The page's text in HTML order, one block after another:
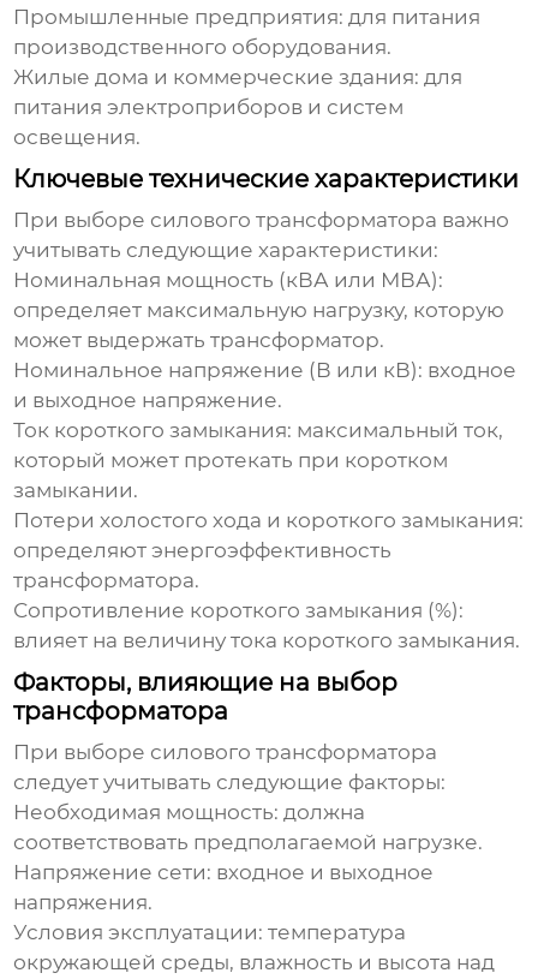
Промышленные предприятия: для питания
производственного оборудования.
Жилые дома и коммерческие здания: для
питания электроприборов и систем
освещения.
Ключевые технические характеристики
При выборе силового трансформатора важно
учитывать следующие характеристики:
Номинальная мощность (кВА или МВА):
определяет максимальную нагрузку, которую
может выдержать трансформатор.
Номинальное напряжение (В или кВ): входное
и выходное напряжение.
Ток короткого замыкания: максимальный ток,
который может протекать при коротком
замыкании.
Потери холостого хода и короткого замыкания:
определяют энергоэффективность
трансформатора.
Сопротивление короткого замыкания (%):
влияет на величину тока короткого замыкания.
Факторы, влияющие на выбор
трансформатора
При выборе силового трансформатора
следует учитывать следующие факторы:
Необходимая мощность: должна
соответствовать предполагаемой нагрузке.
Напряжение сети: входное и выходное
напряжения.
Условия эксплуатации: температура
окружающей среды, влажность и высота над